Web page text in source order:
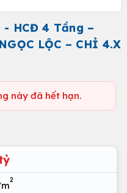
- HCĐ 4 Tầng –
LỘC – CHỈ 4.X
này đã hết hạn.
2